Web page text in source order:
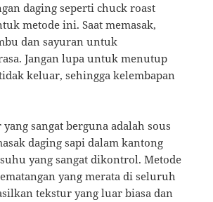
daging seperti chuck roast
metode ini. Saat memasak,
dan sayuran untuk
Jangan lupa untuk menutup
keluar, sehingga kelembapan
sangat berguna adalah sous
daging sapi dalam kantong
yang sangat dikontrol. Metode
yang merata di seluruh
tekstur yang luar biasa dan